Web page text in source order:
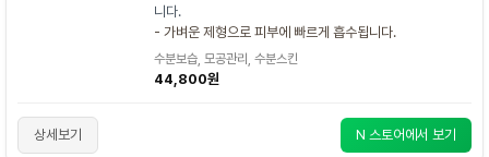
니다.
- 가벼운 제형으로 피부에 빠르게 흡수됩니다.
수분보습, 모공관리, 수분스킨
44,800원
상세보기 N 스토어에서 보기